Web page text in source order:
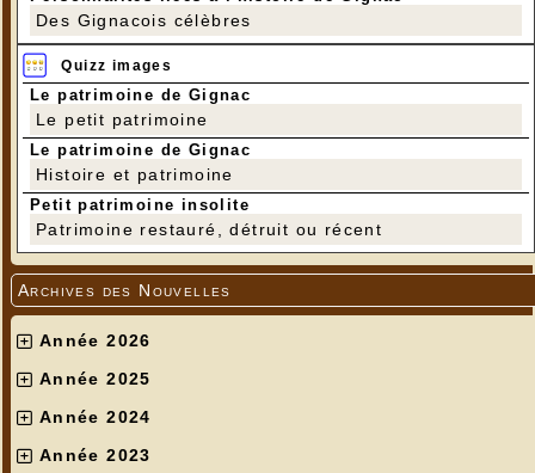
Des Gignacois célèbres
Quizz images
Le patrimoine de Gignac
Le petit patrimoine
Le patrimoine de Gignac
Histoire et patrimoine
Petit patrimoine insolite
Patrimoine restauré, détruit ou récent
Archives des Nouvelles
Année 2026
Année 2025
Année 2024
Année 2023